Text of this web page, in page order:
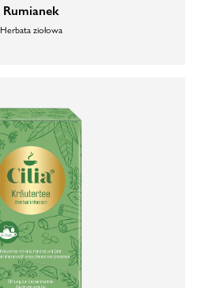
Rumianek
Herbata ziołowa